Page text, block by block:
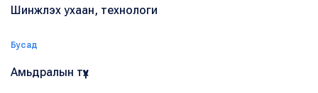
Шинжлэх ухаан, технологи
Бусад
Амьдралын түүх